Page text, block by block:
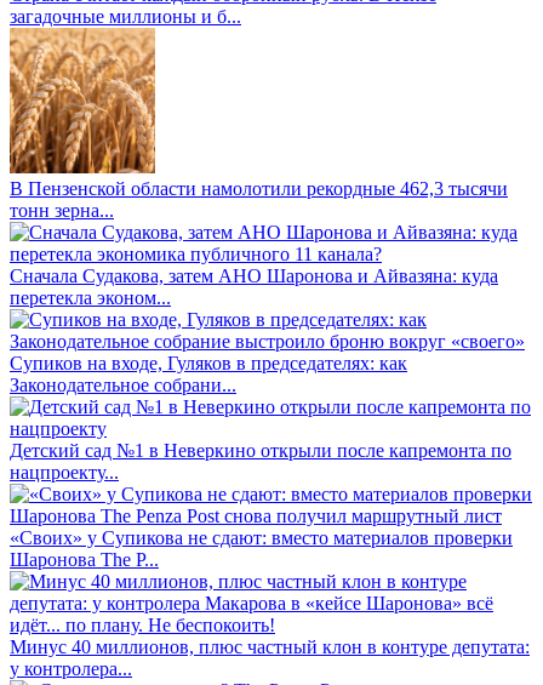
загадочные миллионы и б...
В Пензенской области намолотили рекордные 462,3 тысячи
тонн зерна...
Сначала Судакова, затем АНО Шаронова и Айвазяна: куда
перетекла эконом...
Супиков на входе, Гуляков в председателях: как
Законодательное собрани...
Детский сад №1 в Неверкино открыли после капремонта по
нацпроекту...
«Своих» у Супикова не сдают: вместо материалов проверки
Шаронова The P...
Минус 40 миллионов, плюс частный клон в контуре депутата:
у контролера...